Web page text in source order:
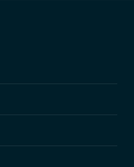
Ribatejo